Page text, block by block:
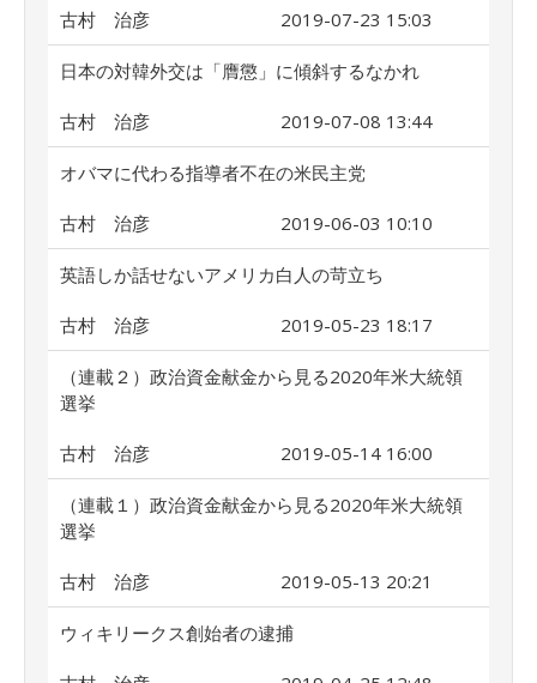
古村 治彦 2019-07-23 15:03
日本の対韓外交は「膺懲」に傾斜するなかれ
古村 治彦 2019-07-08 13:44
オバマに代わる指導者不在の米民主党
古村 治彦 2019-06-03 10:10
英語しか話せないアメリカ白人の苛立ち
古村 治彦 2019-05-23 18:17
（連載２）政治資金献金から見る2020年米大統領
選挙
古村 治彦 2019-05-14 16:00
（連載１）政治資金献金から見る2020年米大統領
選挙
古村 治彦 2019-05-13 20:21
ウィキリークス創始者の逮捕